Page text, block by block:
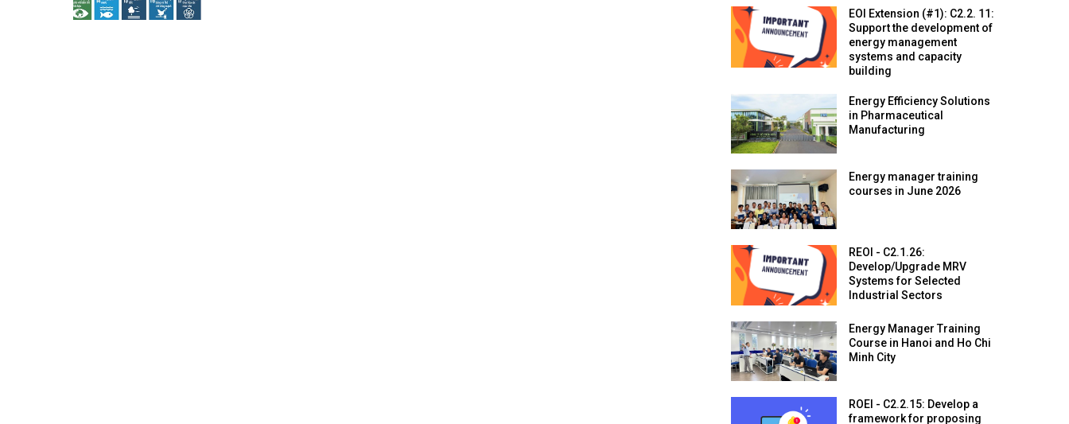
EOI Extension (#1): C2.2. 11:
Support the development of
energy management
systems and capacity
building
Energy Efficiency Solutions
in Pharmaceutical
Manufacturing
Energy manager training
courses in June 2026
REOI - C2.1.26:
Develop/Upgrade MRV
Systems for Selected
Industrial Sectors
Energy Manager Training
Course in Hanoi and Ho Chi
Minh City
ROEI - C2.2.15: Develop a
framework for proposing